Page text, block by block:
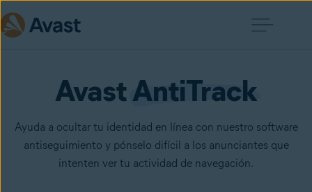
Avast AntiTrack
Ayuda a ocultar tu identidad en línea con nuestro software
antiseguimiento y pónselo difícil a los anunciantes que
intenten ver tu actividad de navegación.